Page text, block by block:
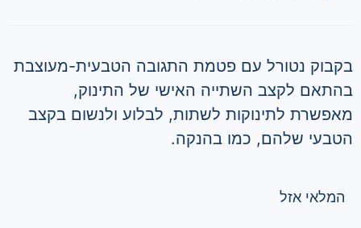
בקבוק נטורל עם פטמת התגובה הטבעית-מעוצבת
בהתאם לקצב השתייה האישי של התינוק,
מאפשרת לתינוקות לשתות, לבלוע ולנשום בקצב
הטבעי שלהם, כמו בהנקה.
המלאי אזל